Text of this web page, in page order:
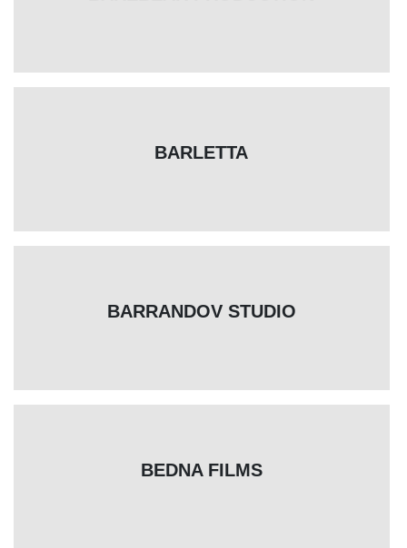
BARLETTA
BARRANDOV STUDIO
BEDNA FILMS